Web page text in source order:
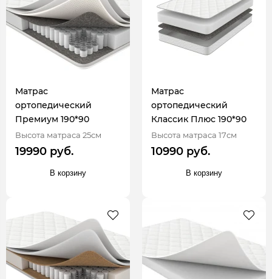
Матрас
ортопедический
Премиум 190*90
Высота матраса 25см
19990 руб.
В корзину
Матрас
ортопедический
Классик Плюс 190*90
Высота матраса 17см
10990 руб.
В корзину